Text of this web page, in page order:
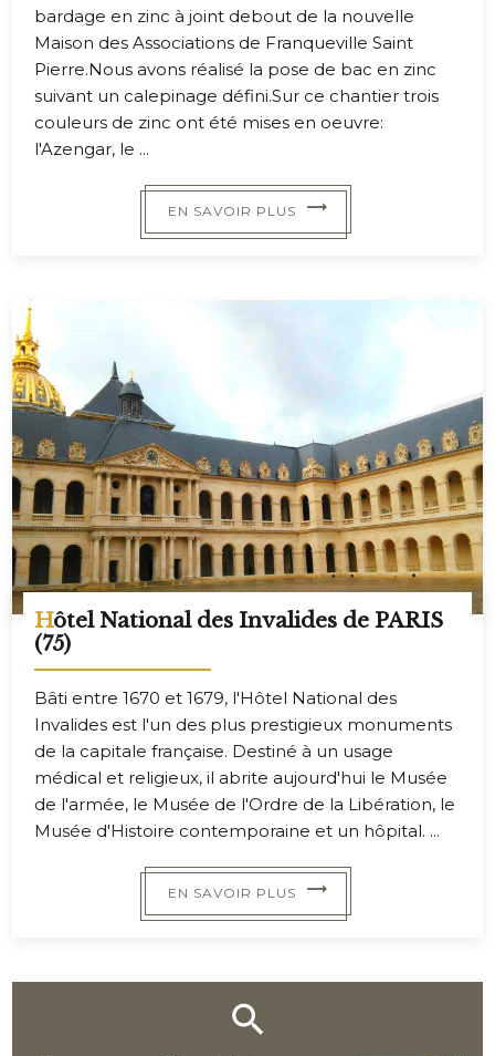
bardage en zinc à joint debout de la nouvelle
Maison des Associations de Franqueville Saint
Pierre.Nous avons réalisé la pose de bac en zinc
suivant un calepinage défini.Sur ce chantier trois
couleurs de zinc ont été mises en oeuvre:
l'Azengar, le ...
EN SAVOIR PLUS
Hôtel National des Invalides de PARIS
(75)
Bâti entre 1670 et 1679, l'Hôtel National des
Invalides est l'un des plus prestigieux monuments
de la capitale française. Destiné à un usage
médical et religieux, il abrite aujourd'hui le Musée
de l'armée, le Musée de l'Ordre de la Libération, le
Musée d'Histoire contemporaine et un hôpital. ...
EN SAVOIR PLUS